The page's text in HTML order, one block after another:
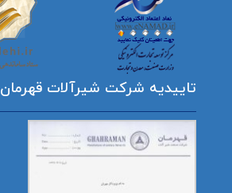
تاییدیه شرکت شیرآلات قهرمان